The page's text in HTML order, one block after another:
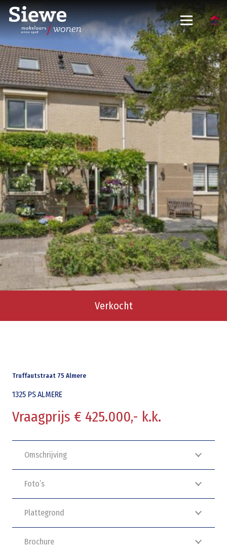
Verkocht
Truffautstraat 75 Almere
1325 PSALMERE
Vraagprijs € 425.000,- k.k.
Omschrijving
Foto’s
Plattegrond
Brochure